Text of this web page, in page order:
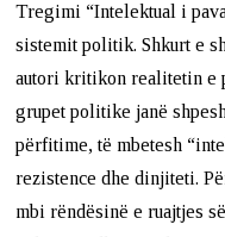
Tregimi “Intelektual i
sistemit politik. Shkurt e
autori kritikon realitetin e
grupet politike janë
përfitime, të mbetesh
rezistence dhe dinjiteti.
mbi rëndësinë e ruajtjes